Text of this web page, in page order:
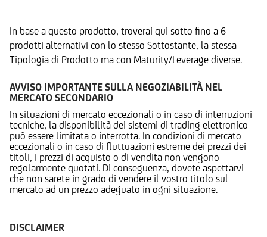
In base a questo prodotto, troverai qui sotto fino a 6
prodotti alternativi con lo stesso Sottostante, la stessa
Tipologia di Prodotto ma con Maturity/Leverage diverse.
AVVISO IMPORTANTE SULLA NEGOZIABILITÀ NEL
MERCATO SECONDARIO
In situazioni di mercato eccezionali o in caso di interruzioni
tecniche, la disponibilità dei sistemi di trading elettronico
può essere limitata o interrotta. In condizioni di mercato
eccezionali o in caso di fluttuazioni estreme dei prezzi dei
titoli, i prezzi di acquisto o di vendita non vengono
regolarmente quotati. Di conseguenza, dovete aspettarvi
che non sarete in grado di vendere il vostro titolo sul
mercato ad un prezzo adeguato in ogni situazione.
DISCLAIMER